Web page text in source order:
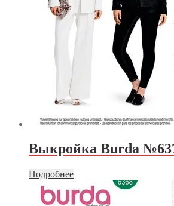
Выкройка Burda
Подробнее